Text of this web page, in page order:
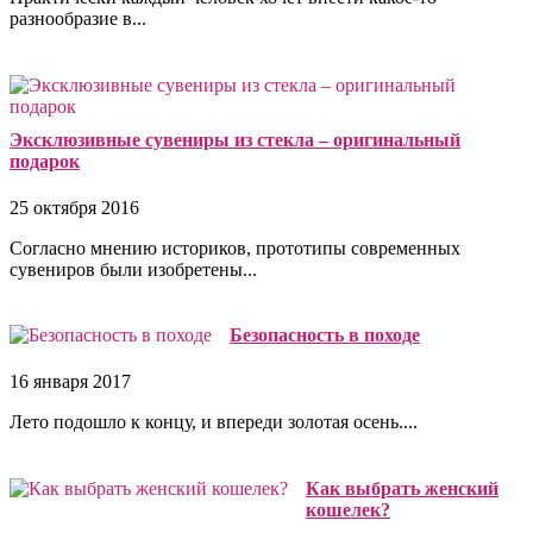
разнообразие в...
Эксклюзивные сувениры из стекла – оригинальный
подарок
25 октября 2016
Согласно мнению историков, прототипы современных
сувениров были изобретены...
Безопасность в походе
16 января 2017
Лето подошло к концу, и впереди золотая осень....
Как выбрать женский
кошелек?